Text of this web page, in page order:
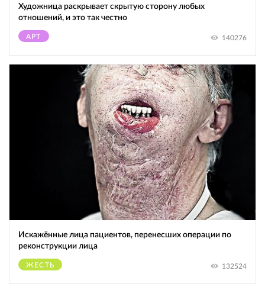
Художница раскрывает скрытую сторону любых
отношений, и это так честно
АРТ 140276
Искажённые лица пациентов, перенесших операции по
реконструкции лица
ЖЕСТЬ 132524